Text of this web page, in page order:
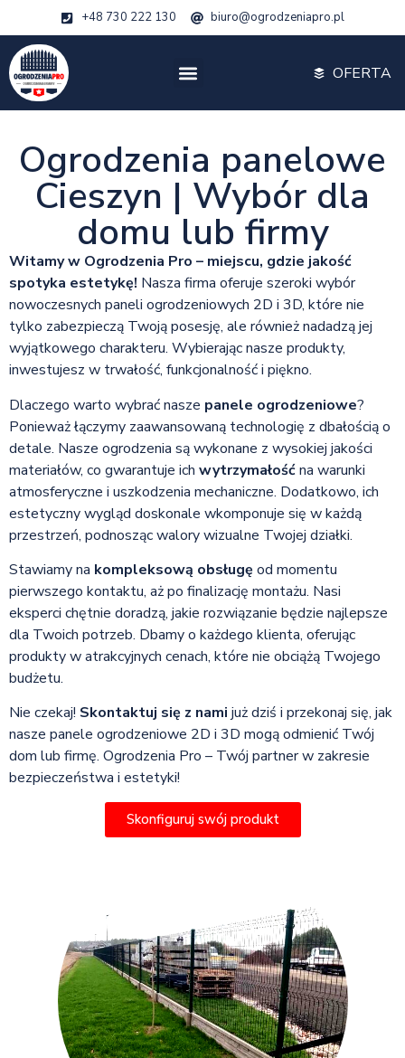
+48 730 222 130 biuro@ogrodzeniapro.pl
OFERTA
Ogrodzenia panelowe
Cieszyn | Wybór dla
domu lub firmy
Witamy w Ogrodzenia Pro – miejscu, gdzie jakość
spotyka estetykę! Nasza firma oferuje szeroki wybór
nowoczesnych paneli ogrodzeniowych 2D i 3D, które nie
tylko zabezpieczą Twoją posesję, ale również nadadzą jej
wyjątkowego charakteru. Wybierając nasze produkty,
inwestujesz w trwałość, funkcjonalność i piękno.
Dlaczego warto wybrać nasze panele ogrodzeniowe?
Ponieważ łączymy zaawansowaną technologię z dbałością o
detale. Nasze ogrodzenia są wykonane z wysokiej jakości
materiałów, co gwarantuje ich wytrzymałośćna warunki
atmosferyczne i uszkodzenia mechaniczne. Dodatkowo, ich
estetyczny wygląd doskonale wkomponuje się w każdą
przestrzeń, podnosząc walory wizualne Twojej działki.
Stawiamy na kompleksową obsługę od momentu
pierwszego kontaktu, aż po finalizację montażu. Nasi
eksperci chętnie doradzą, jakie rozwiązanie będzie najlepsze
dla Twoich potrzeb. Dbamy o każdego klienta, oferując
produkty w atrakcyjnych cenach, które nie obciążą Twojego
budżetu.
Nie czekaj! Skontaktuj się z nami już dziś i przekonaj się, jak
nasze panele ogrodzeniowe 2D i 3D mogą odmienić Twój
dom lub firmę. Ogrodzenia Pro – Twój partner w zakresie
bezpieczeństwa i estetyki!
Skonfiguruj swój produkt